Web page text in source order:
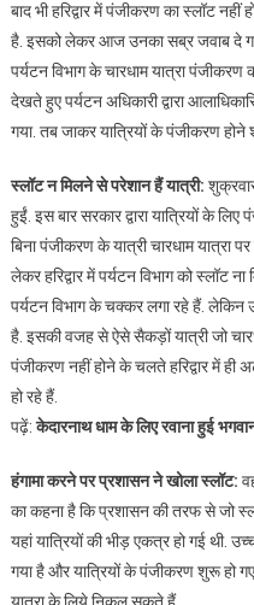
बाद भी हरिद्वार में पंजीकरण का स्लॉट
है. इसको लेकर आज उनका सब्र जवाब दे
पर्यटन विभाग के चारधाम यात्रा पंजीकरण
देखते हुए पर्यटन अधिकारी द्वारा
गया. तब जाकर यात्रियों के पंजीकरण
स्लॉट न मिलने से परेशान हैं यात्री:
हुईं. इस बार सरकार द्वारा यात्रियों के
बिना पंजीकरण के यात्री चारधाम यात्रा
लेकर हरिद्वार में पर्यटन विभाग को स्लॉट
पर्यटन विभाग के चक्कर लगा रहे हैं. लेकिन
है. इसकी वजह से ऐसे सैकड़ों यात्री जो
पंजीकरण नहीं होने के चलते हरिद्वार में ही
हो रहे हैं.
पढ़ें:केदारनाथ धाम के लिए रवाना हुई
हंगामा करने पर प्रशासन ने खोला स्लॉट:
का कहना है कि प्रशासन की तरफ से जो
यहां यात्रियों की भीड़ एकत्र हो गई थी.
गया है और यात्रियों के पंजीकरण शुरू हो